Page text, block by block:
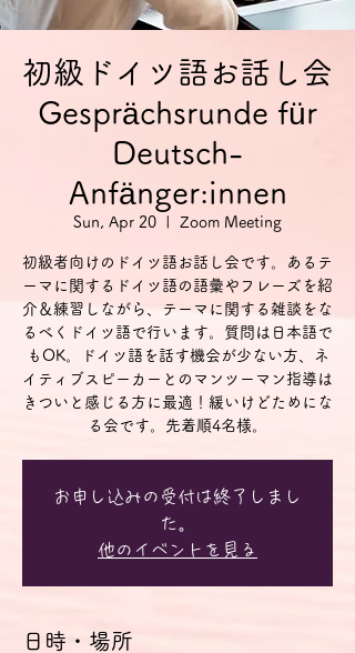
初級ドイツ語お話し会
Gesprächsrunde für
Deutsch-
Anfänger:innen
Sun, Apr 20 Zoom Meeting
初級者向けのドイツ語お話し会です。あるテ
ーマに関するドイツ語の語彙やフレーズを紹
介＆練習しながら、テーマに関する雑談をな
るべくドイツ語で行います。質問は日本語で
もOK。ドイツ語を話す機会が少ない方、ネ
イティブスピーカーとのマンツーマン指導は
きついと感じる方に最適！緩いけどためにな
る会です。先着順4名様。
お申し込みの受付は終了しまし
た。
他のイベントを見る
日時・場所